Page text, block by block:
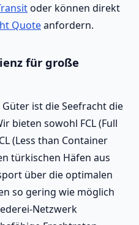
oder können direkt
Quoteanfordern.
für große
ist die Seefracht die
bieten sowohl FCL (Full
(Less than Container
türkischen Häfen aus
über die optimalen
so gering wie möglich
Netzwerk